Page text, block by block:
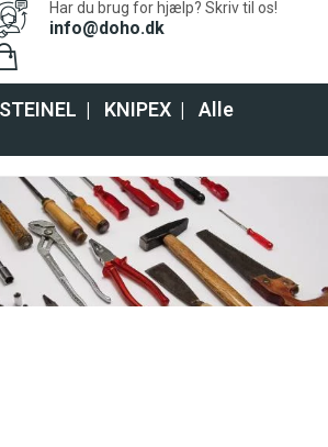
Har du brug for hjælp? Skriv til os!
info@doho.dk
STEINEL | KNIPEX| Alle